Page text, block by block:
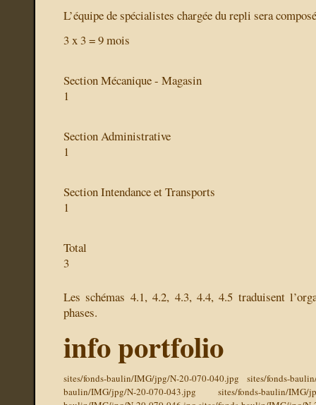
L’équipe de spécialistes chargée du repli sera
3 x 3 = 9 mois
Section Mécanique - Magasin
1
Section Administrative
1
Section Intendance et Transports
1
Total
3
Les schémas 4.1, 4.2, 4.3, 4.4, 4.5 traduisent
phases.
info portfolio
sites/fonds-baulin/IMG/jpg/N-20-070-040.jpg
sites/fonds-
baulin/IMG/jpg/N-20-070-043.jpg
sites/fonds-baulin/IMG/